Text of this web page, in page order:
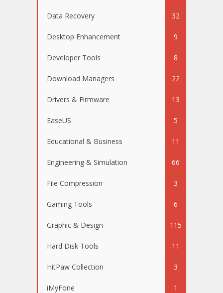
Data Recovery 32
Desktop Enhancement 9
Developer Tools 8
Download Managers 22
Drivers & Firmware 13
EaseUS 5
Educational & Business 11
Engineering & Simulation 66
File Compression 3
Gaming Tools 6
Graphic & Design 115
Hard Disk Tools 11
HitPaw Collection 3
iMyFone 1